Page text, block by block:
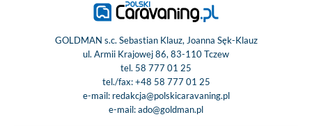
GOLDMAN s.c. Sebastian Klauz, Joanna Sęk-Klauz
ul. Armii Krajowej 86, 83-110 Tczew
tel. 58 777 01 25
tel./fax:+48 58 777 01 25
e-mail: redakcja@polskicaravaning.pl
e-mail:ado@goldman.pl